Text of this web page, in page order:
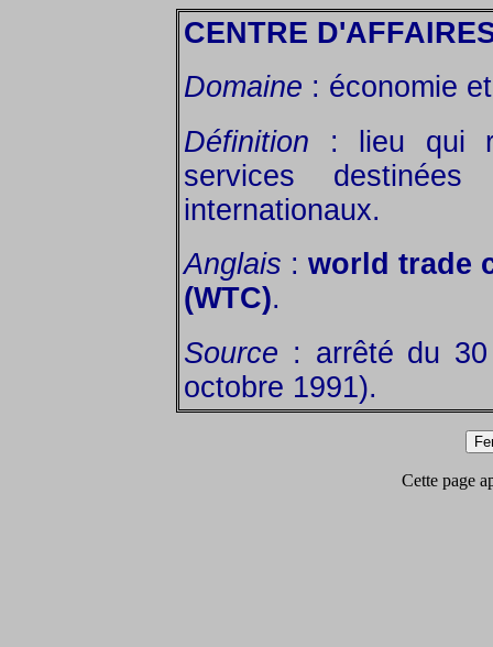
CENTRE
Domaine : économie
Définition : lieu qui
services
internationaux.
Anglais : world trade
(WTC).
Source : arrêté du
octobre 1991).
Cette page